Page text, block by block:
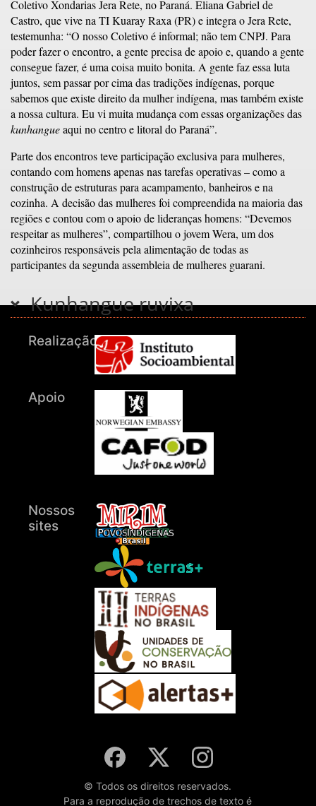
Coletivo Xondarias Jera Rete, no Paraná. Eliana Gabriel de
Castro, que vive na TI Kuaray Raxa (PR) e integra o Jera Rete,
testemunha: “O nosso Coletivo é informal; não tem CNPJ. Para
poder fazer o encontro, a gente precisa de apoio e, quando a gente
consegue fazer, é uma coisa muito bonita. A gente faz essa luta
juntos, sem passar por cima das tradições indígenas, porque
sabemos que existe direito da mulher indígena, mas também existe
a nossa cultura. Eu vi muita mudança com essas organizações das
kunhangueaqui no centro e litoral do Paraná”.
Parte dos encontros teve participação exclusiva para mulheres,
contando com homens apenas nas tarefas operativas – como a
construção de estruturas para acampamento, banheiros e na
cozinha. A decisão das mulheres foi compreendida na maioria das
regiões e contou com o apoio de lideranças homens: “Devemos
respeitar as mulheres”, compartilhou o jovem Wera, um dos
cozinheiros responsáveis pela alimentação de todas as
participantes da segunda assembleia de mulheres guarani.
Kunhangue ruvixa